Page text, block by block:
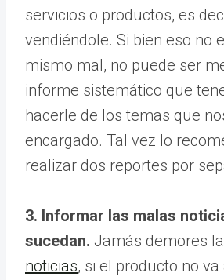
servicios o productos, es
vendiéndole. Si bien eso no
mismo mal, no puede ser
informe sistemático que
hacerle de los temas que
encargado. Tal vez lo
realizar dos reportes por
3. Informar las malas
sucedan. Jamás demores
noticias, si el producto no